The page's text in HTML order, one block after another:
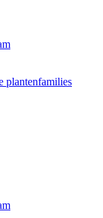
plantenfamilies